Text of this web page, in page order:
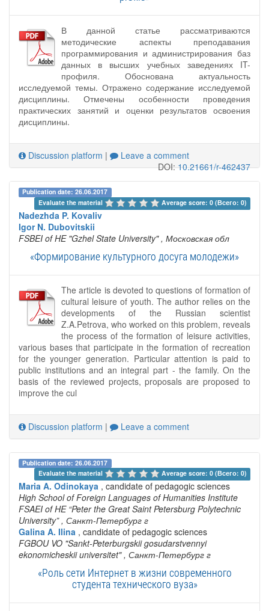
В данной статье рассматриваются
методические аспекты преподавания
программирования и администрирования баз
данных в высших учебных заведениях IT-
профиля. Обоснована актуальность
исследуемой темы. Отражено содержание исследуемой
дисциплины. Отмечены особенности проведения
практических занятий и оценки результатов освоения
дисциплины.
Discussion platform |
Leave a comment
DOI:10.21661/r-462437
Publication date: 26.06.2017
Evaluate the material
Average score: 0 (Всего: 0)
Nadezhda P. Kovaliv
Igor N. Dubovitskii
FSBEI of HE "Gzhel State University" , Московская обл
«Формирование культурного досуга молодежи»
The article is devoted to questions of formation of
cultural leisure of youth. The author relies on the
developments of the Russian scientist
Z.A.Petrova, who worked on this problem, reveals
the process of the formation of leisure activities,
various bases that participate in the formation of recreation
for the younger generation. Particular attention is paid to
public institutions and an integral part - the family. On the
basis of the reviewed projects, proposals are proposed to
improve the cul
Discussion platform | Leave a comment
Publication date: 26.06.2017
Evaluate the material
Average score: 0 (Всего: 0)
Maria A. Odinokaya , candidate of pedagogic sciences
High School of Foreign Languages of Humanities Institute
FSAEI of HE “Peter the Great Saint Petersburg Polytechnic
University” , Санкт-Петербург г
Galina A. Ilina , candidate of pedagogic sciences
FGBOU VO "Sankt-Peterburgskii gosudarstvennyi
ekonomicheskii universitet" , Санкт-Петербург г
«Роль сети Интернет в жизни современного
студента технического вуза»